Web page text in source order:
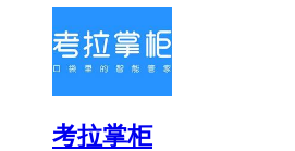
考拉掌柜